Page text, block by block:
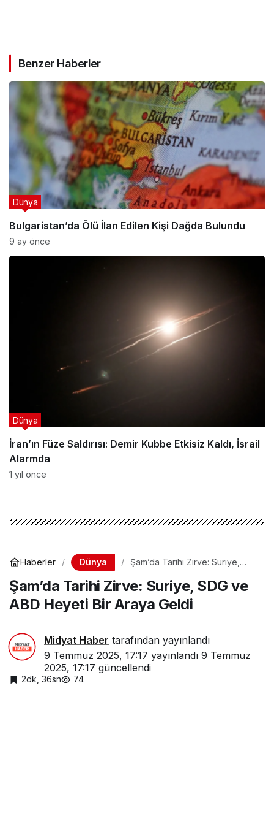
Benzer Haberler
Bulgaristan’da Ölü İlan Edilen Kişi Dağda Bulundu
Dünya
9 ay önce
İran’ın Füze Saldırısı: Demir Kubbe Etkisiz Kaldı, İsrail
Alarmda
Dünya
1 yıl önce
Haberler Dünya
Şam’da Tarihi Zirve: Suriye,
Geldi
Şam’da Tarihi Zirve: Suriye, SDG ve
ABD Heyeti Bir Araya Geldi
Midyat Haber tarafından yayınlandı
9 Temmuz 2025, 17:17 yayınlandı 9 Temmuz
2025, 17:17 güncellendi
2dk, 36sn 74